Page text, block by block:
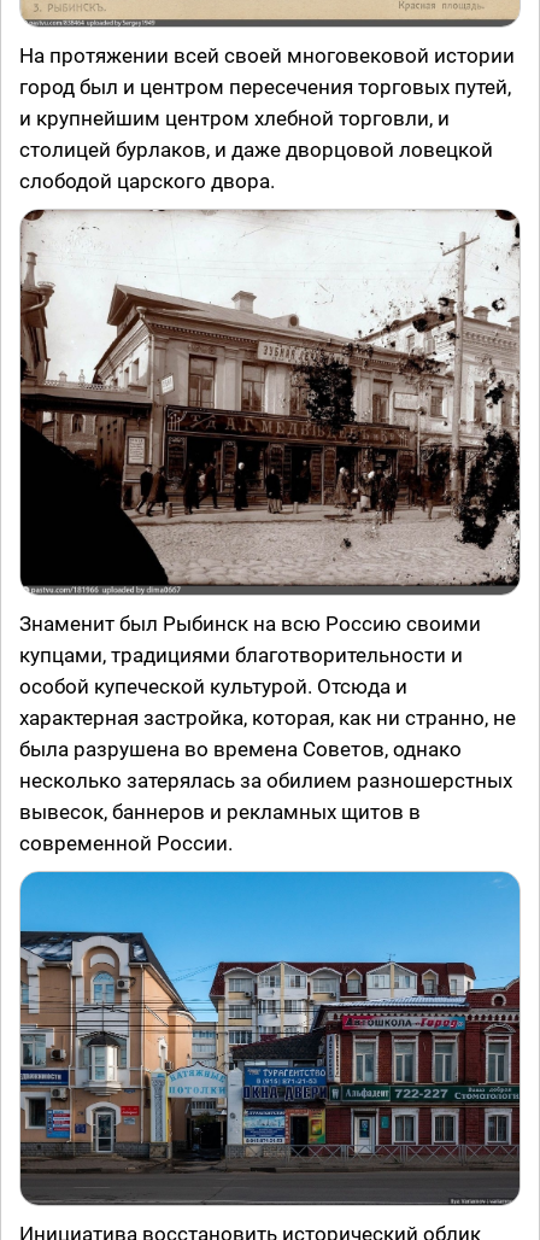
На протяжении всей своей многовековой истории
город был и центром пересечения торговых путей,
и крупнейшим центром хлебной торговли, и
столицей бурлаков, и даже дворцовой ловецкой
слободой царского двора.
Знаменит был Рыбинск на всю Россию своими
купцами, традициями благотворительности и
особой купеческой культурой. Отсюда и
характерная застройка, которая, как ни странно, не
была разрушена во времена Советов, однако
несколько затерялась за обилием разношерстных
вывесок, баннеров и рекламных щитов в
современной России.
Инициатива восстановить исторический облик